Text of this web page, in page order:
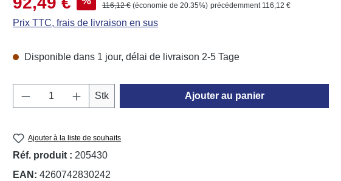
Prix régulier :
116,12 € (économie de 20.35%) précédemment 116,12 €
Prix TTC, frais de livraison en sus
Disponible dans 1 jour, délai de livraison 2-5 Tage
Quantité de produit : Entrez la quantité souhaitée
Stk Ajouter au panier
Ajouter à la liste de souhaits
Réf. produit : 205430
EAN: 4260742830242